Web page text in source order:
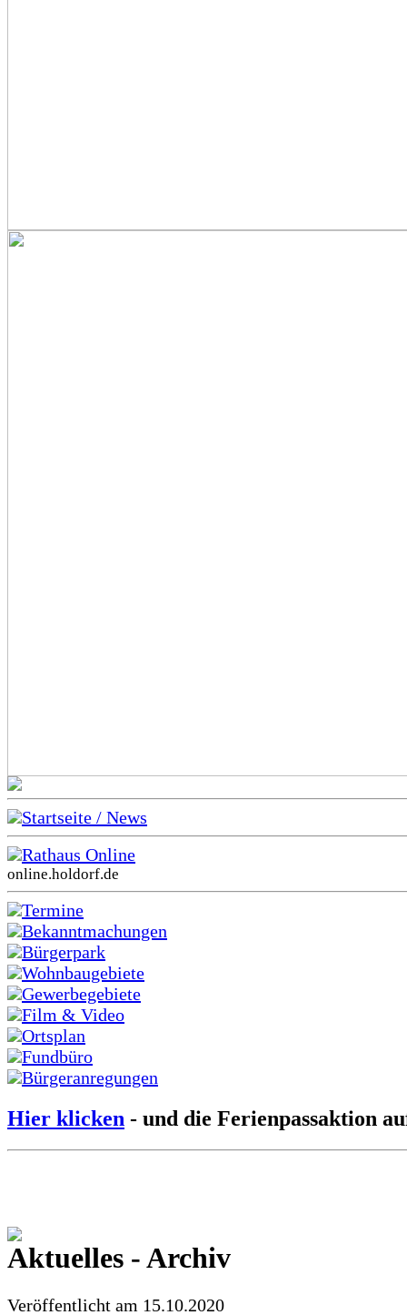
Startseite / News
Rathaus Online
online.holdorf.de
Termine
Bekanntmachungen
Bürgerpark
Wohnbaugebiete
Gewerbegebiete
Film & Video
Ortsplan
Fundbüro
Bürgeranregungen
Hier klicken - und die Ferienpassaktion
Aktuelles - Archiv
Veröffentlicht am 15.10.2020